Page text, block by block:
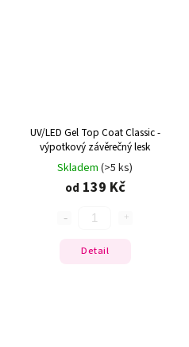
UV/LED Gel Top Coat Classic -
výpotkový závěrečný lesk
Skladem (>5 ks)
od 139 Kč
Detail